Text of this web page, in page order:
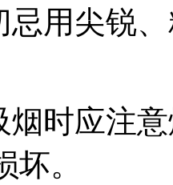
尖锐、
应注意
坏。